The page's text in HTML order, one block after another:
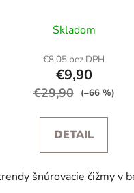
Skladom
€8,05 bez DPH
€9,90
€29,90 (–66 %)
DETAIL
šnúrovacie čižmy v